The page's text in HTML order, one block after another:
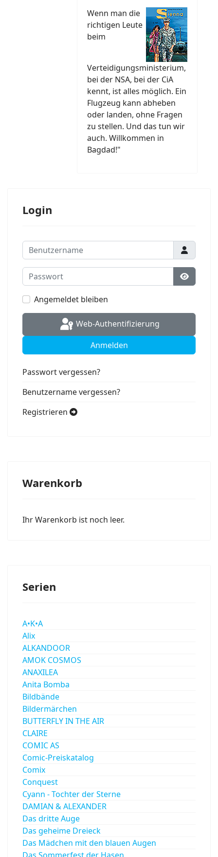
Wenn man die
richtigen Leute
beim
Verteidigungsministerium,
bei der NSA, bei der CiA
kennt, ist alles möglich. Ein
Flugzeug kann abheben
oder landen, ohne Fragen
zu stellen. Und das tun wir
auch. Willkommen in
Bagdad!"
Login
Benutzername
Passwort
Angemeldet bleiben
Web-Authentifizierung
Anmelden
Passwort vergessen?
Benutzername vergessen?
Registrieren
Warenkorb
Ihr Warenkorb ist noch leer.
Serien
A•K•A
Alix
ALKANDOOR
AMOK COSMOS
ANAXILEA
Anita Bomba
Bildbände
Bildermärchen
BUTTERFLY IN THE AIR
CLAIRE
COMIC AS
Comic-Preiskatalog
Comix
Conquest
Cyann - Tochter der Sterne
DAMIAN & ALEXANDER
Das dritte Auge
Das geheime Dreieck
Das Mädchen mit den blauen Augen